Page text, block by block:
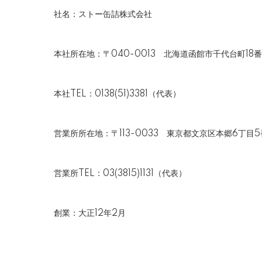
社名：ストー缶詰株式会社
本社所在地：〒040-0013 北海道函館市千代台町18番
本社TEL：0138(51)3381（代表）
営業所所在地：〒113-0033 東京都文京区本郷6丁目5
営業所TEL：03(3815)1131（代表）
創業：大正12年2月